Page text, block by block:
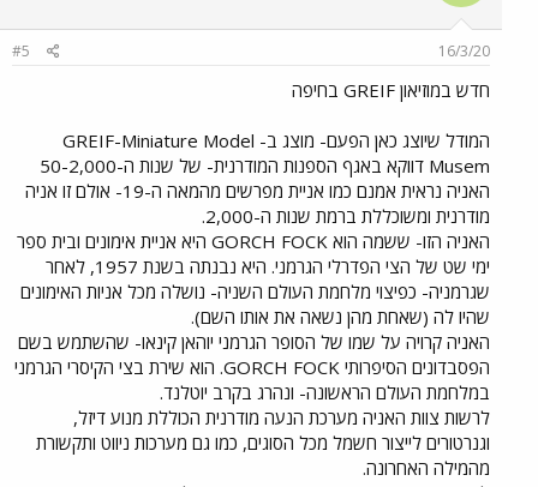
16/3/20
#5
חדש במוזיאון GREIF בחיפה
המודל שיוצג כאן הפעם- מוצג ב- GREIF-Miniature Model
Musem דווקא באגף הספנות המודרנית- של שנות ה-50-2,000
האניה נראית אמנם כמו אניית מפרשים מהמאה ה-19- אולם זו אניה
מודרנית ומשוכללת ברמת שנות ה-2,000.
האניה הזו- ששמה הוא GORCH FOCK היא אניית אימונים ובית ספר
ימי שט של הצי הפדרלי הגרמני. היא נבנתה בשנת 1957, לאחר
שגרמניה- כפיצוי מלחמת העולם השניה- נושלה מכל אניות האימונים
שהיו לה (שאחת מהן נשאה את אותו השם).
האניה קרויה על שמו של הסופר הגרמני יוהאן קינאו- שהשתמש בשם
הפסבדונים הסיפרותי GORCH FOCK. הוא שירת בצי הקיסרי הגרמני
במלחמת העולם הראשונה- ונהרג בקרב יוטלנד.
לרשות צוות האניה מערכת הנעה מודרנית הכוללת מנוע דיזל,
וגנרטורים לייצור חשמל מכל הסוגים, כמו גם מערכות ניווט ותקשורת
מהמילה האחרונה.